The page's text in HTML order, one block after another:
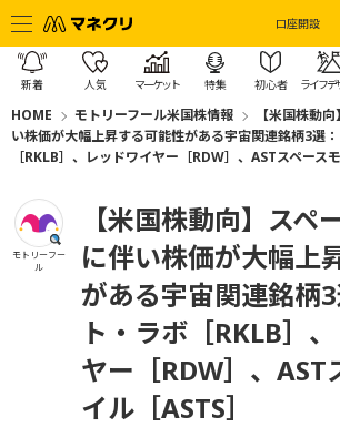
口座開設
新着 人気 マーケット 特集 初心者 ライフデ
HOME モトリーフール米国株情報
【米国株動
い株価が大幅上昇する可能性がある宇宙関連銘柄3選
［RKLB］、レッドワイヤー［RDW］、ASTスペース
モトリーフー
ル
【米国株動向】スペ
に伴い株価が大幅上
がある宇宙関連銘柄
ト・ラボ［RKLB］
ヤー［RDW］、AST
イル［ASTS］